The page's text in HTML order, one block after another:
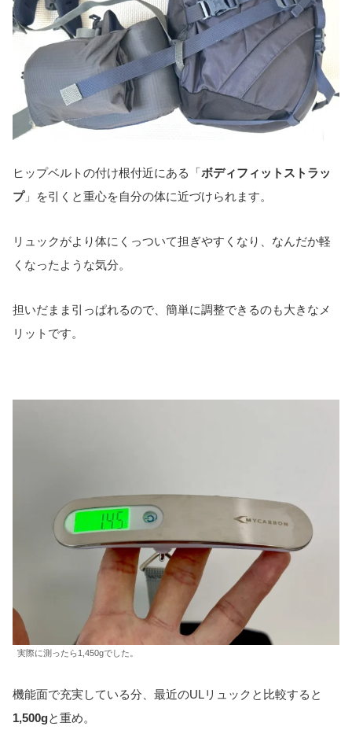
ヒップベルトの付け根付近にある「ボディフィットストラッ
プ」を引くと重心を自分の体に近づけられます。
リュックがより体にくっついて担ぎやすくなり、なんだか軽
くなったような気分。
担いだまま引っぱれるので、簡単に調整できるのも大きなメ
リットです。
実際に測ったら1,450gでした。
機能面で充実している分、最近のULリュックと比較すると
1,500gと重め。